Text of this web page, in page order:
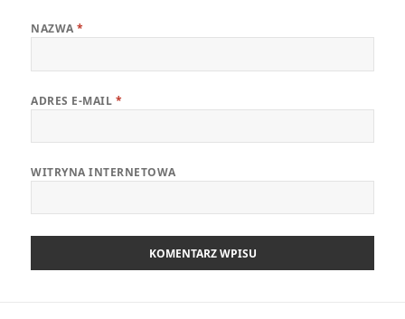
NAZWA*
ADRES E-MAIL *
WITRYNA INTERNETOWA